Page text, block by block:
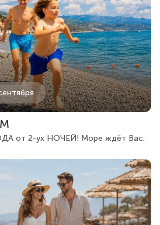
от 2-ух НОЧЕЙ! Море ждёт Вас.